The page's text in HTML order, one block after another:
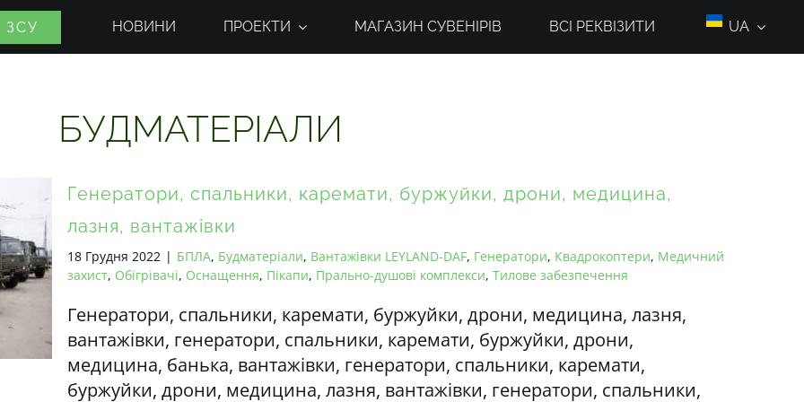
ЗСУ НОВИНИ ПРОЕКТИ МАГАЗИН СУВЕНІРІВ ВСІ РЕКВІЗИТИ UA
БУДМАТЕРІАЛИ
Генератори, спальники, каремати, буржуйки, дрони, медицина,
лазня, вантажівки
18 Грудня 2022 | БПЛА, Будматеріали, Вантажівки LEYLAND-DAF, Генератори, Квадрокоптери, Медичний
захист, Обігрівачі, Оснащення, Пікапи, Прально-душові комплекси, Тилове забезпечення
Генератори, спальники, каремати, буржуйки, дрони, медицина, лазня,
вантажівки, генератори, спальники, каремати, буржуйки, дрони,
медицина, банька, вантажівки, генератори, спальники, каремати,
буржуйки, дрони, медицина, лазня, вантажівки, генератори, спальники,